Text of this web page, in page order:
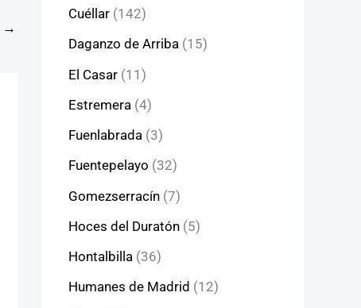
→
Cuéllar (142)
Daganzo de Arriba (15)
El Casar (11)
Estremera (4)
Fuenlabrada (3)
Fuentepelayo (32)
Gomezserracín (7)
Hoces del Duratón (5)
Hontalbilla (36)
Humanes de Madrid (12)